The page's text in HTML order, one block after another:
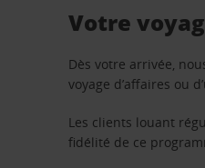
Votre
Dès votre arrivée,
voyage d’affaires ou
Les clients louant
fidélité de ce